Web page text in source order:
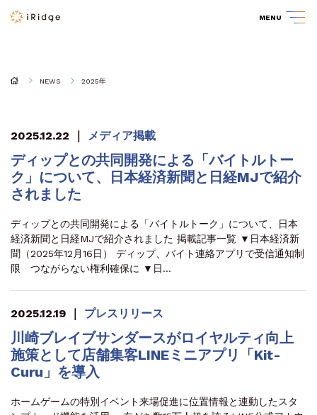
MENU
NEWS 2025年
2025.12.22 ｜ メディア掲載
ディップとの共同開発による「バイトルトー
ク」について、日本経済新聞と日経MJで紹介
されました
ディップとの共同開発による「バイトルトーク」について、日本
経済新聞と日経MJで紹介されました 掲載記事一覧 ▼日本経済新
聞（2025年12月16日） ディップ、バイト連絡アプリで受信通知制
限 つながらない権利確保に ▼日…
2025.12.19 ｜ プレスリリース
川崎ブレイブサンダースがロイヤルティ向上
施策として店舗集客LINEミニアプリ「Kit-
Curu」を導入
ホームゲームの特別イベント来場促進に位置情報と連動したスタ